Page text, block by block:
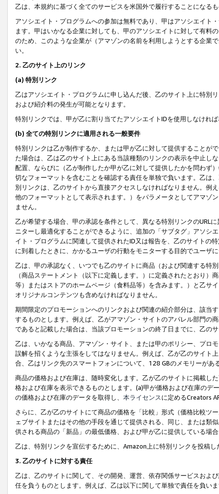
乙は、本規約に基づく全てのサービスを米国外で履行することになる
アソシエイト・プログラムへの参加は無料であり、甲はアソシエイト
ます。甲はいかなる企業に対しても、甲のアソシエイトに対して有料
のため、このような企業が（アマゾンの名前を利用しようとする企業
い。
2. 乙のサイト上のリンク
(a) 特別リンク
乙はアソシエイト・プログラムに申し込んだ後、乙のサイト上に特別
および紹介料の発生が可能となります。
特別リンクでは、甲が乙に割り当てたアソシエイトIDを使用しなけれ
(b) 全ての特別リンクに適用される一般要件
特別リンクは乙が制作するか、または甲が乙に対して提供することが
た場合は、乙は乙のサイト上にある当該種類のリンクの表示を中止し
配置、ならびに（乙が制作したか甲が乙に対して提供したかを問わず
切なフォーマットを含むことを確認する責任を単独で負います。乙は
別リンクは、乙のサイトから直接アクセスしなければなりません。例
他のフォーマットとして表示されます。）をパラメータとしてアマゾ
ません。
乙が希望する場合、甲の承認を条件として、異なる特別リンクのURL
ニターし最適化することができるように、追加の「サブタグ」アソシ
イト・プログラムに関連して提供されたID又は報告を、乙のサイトの
に到着したときに、かかるユーザの行動をモニターする目的でユーザ
乙は、甲の承認なく、いつでも乙のサイトに商品（および関連する特
（商品ステートメント（以下に定義します。）に定義されたとおり
等）またはストアのホームページ（食料品等）を含みます。）と乙サ
オリジナルコンテンツも含めなければなりません。
期間限定のプロモーションへのリンクおよび関連の紹介部分は、該当
するものとします。例えば、乙がアマゾン・サイトのアパレル部門の
であると記載した場合は、当該プロモーションの終了日までに、乙の
乙は、いかなる商品、アマゾン・サイト、または甲のポリシー、プロ
誤解を招くような主張をしてはなりません。例えば、乙が乙のサイト
合、乙はリンク先のスマートフォンについて、128 GBのメモリーがあ
商品の価格および在庫は、随時変化します。乙が乙のサイトに掲載し
格および在庫を表示できるものとします。(a)甲が価格および在庫の
の価格および在庫のデータを取得し、 本ライセンスに定めるCreators
さらに、乙が乙のサイトにて商品の価格を「比較」形式（価格比較ツ
ェブサイトまたはその他の手段を通じて提供される、同じ、または類
供される商品の「新品」の最低価格、および甲が乙に提供している場
乙は、特別リンクを宣伝するために、Amazon上に特別リンクを投稿
3. 乙のサイトに対する責任
乙は、乙のサイトに関して、その開発、運営、依存関係サービスおよ
任を負うものとします。例えば、乙は以下に関して単独で責任を負い